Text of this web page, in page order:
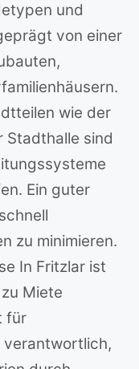
und
von einer
wie der
Stadthalle sind
Ein guter
zu minimieren.
In Fritzlar ist
Miete
für